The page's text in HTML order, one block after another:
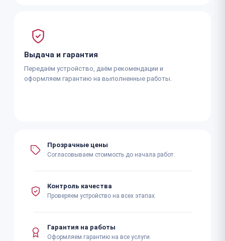
Выдача и гарантия
Передаём устройство, даём рекомендации и
оформляем гарантию на выполненные работы.
Прозрачные цены
Согласовываем стоимость до начала работ.
Контроль качества
Проверяем устройство на всех этапах.
Гарантия на работы
Оформляем гарантию на все услуги.